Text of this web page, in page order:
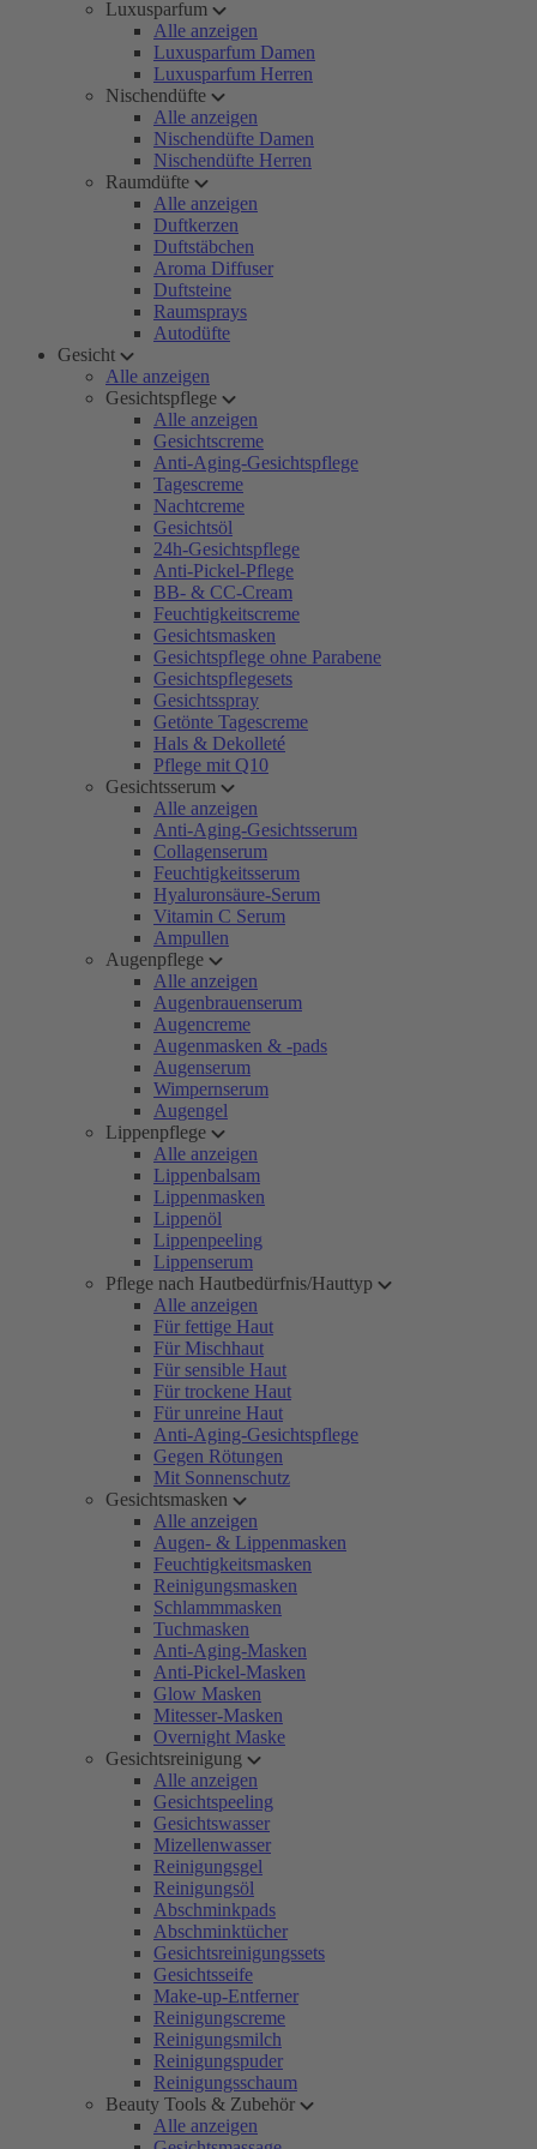
Luxusparfum
Alle anzeigen
Luxusparfum Damen
Luxusparfum Herren
Nischendüfte
Alle anzeigen
Nischendüfte Damen
Nischendüfte Herren
Raumdüfte
Alle anzeigen
Duftkerzen
Duftstäbchen
Aroma Diffuser
Duftsteine
Raumsprays
Autodüfte
Gesicht
Alle anzeigen
Gesichtspflege
Alle anzeigen
Gesichtscreme
Anti-Aging-Gesichtspflege
Tagescreme
Nachtcreme
Gesichtsöl
24h-Gesichtspflege
Anti-Pickel-Pflege
BB- & CC-Cream
Feuchtigkeitscreme
Gesichtsmasken
Gesichtspflege ohne Parabene
Gesichtspflegesets
Gesichtsspray
Getönte Tagescreme
Hals & Dekolleté
Pflege mit Q10
Gesichtsserum
Alle anzeigen
Anti-Aging-Gesichtsserum
Collagenserum
Feuchtigkeitsserum
Hyaluronsäure-Serum
Vitamin C Serum
Ampullen
Augenpflege
Alle anzeigen
Augenbrauenserum
Augencreme
Augenmasken & -pads
Augenserum
Wimpernserum
Augengel
Lippenpflege
Alle anzeigen
Lippenbalsam
Lippenmasken
Lippenöl
Lippenpeeling
Lippenserum
Pflege nach Hautbedürfnis/Hauttyp
Alle anzeigen
Für fettige Haut
Für Mischhaut
Für sensible Haut
Für trockene Haut
Für unreine Haut
Anti-Aging-Gesichtspflege
Gegen Rötungen
Mit Sonnenschutz
Gesichtsmasken
Alle anzeigen
Augen- & Lippenmasken
Feuchtigkeitsmasken
Reinigungsmasken
Schlammmasken
Tuchmasken
Anti-Aging-Masken
Anti-Pickel-Masken
Glow Masken
Mitesser-Masken
Overnight Maske
Gesichtsreinigung
Alle anzeigen
Gesichtspeeling
Gesichtswasser
Mizellenwasser
Reinigungsgel
Reinigungsöl
Abschminkpads
Abschminktücher
Gesichtsreinigungssets
Gesichtsseife
Make-up-Entferner
Reinigungscreme
Reinigungsmilch
Reinigungspuder
Reinigungsschaum
Beauty Tools & Zubehör
Alle anzeigen